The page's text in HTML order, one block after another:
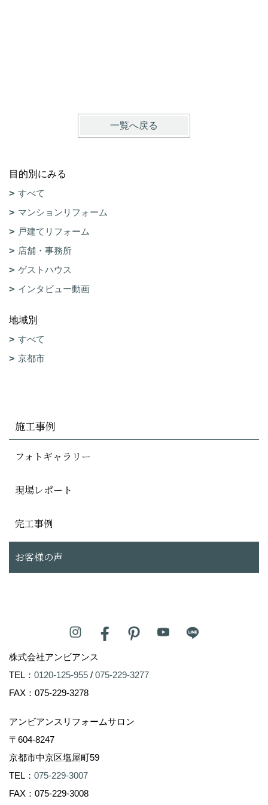
一覧へ戻る
目的別にみる
すべて
マンションリフォーム
戸建てリフォーム
店舗・事務所
ゲストハウス
インタビュー動画
地域別
すべて
京都市
施工事例
フォトギャラリー
現場レポート
完工事例
お客様の声
株式会社アンビアンス
TEL： 0120-125-955 / 075-229-3277
FAX：075-229-3278
アンビアンスリフォームサロン
〒604-8247
京都市中京区塩屋町59
TEL： 075-229-3007
FAX：075-229-3008